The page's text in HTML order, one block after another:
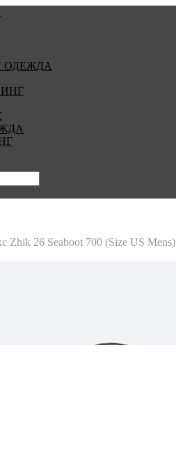
ОДЕЖДА
Zhik 26 Seaboot 700 (Size US Mens)